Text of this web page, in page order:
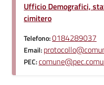
Ufficio Demografici,
cimitero
Telefono:0184289037
Email:
PEC: